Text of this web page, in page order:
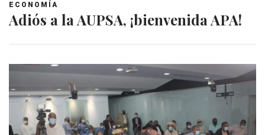
ECONOMÍA
Adiós a la AUPSA, ¡bienvenida APA!